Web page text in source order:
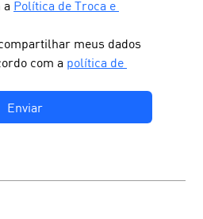
a Política de Troca e
meus dados
com a política de
Enviar